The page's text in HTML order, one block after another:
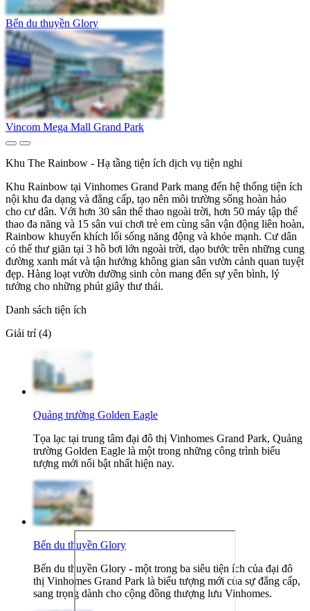
Bến du thuyền Glory
Vincom Mega Mall Grand Park
Khu The Rainbow - Hạ tầng tiện ích dịch vụ tiện nghi
Khu Rainbow tại Vinhomes Grand Park mang đến hệ thống tiện ích
nội khu đa dạng và đẳng cấp, tạo nên môi trường sống hoàn hảo
cho cư dân. Với hơn 30 sân thể thao ngoài trời, hơn 50 máy tập thể
thao đa năng và 15 sân vui chơi trẻ em cùng sân vận động liên hoàn,
Rainbow khuyến khích lối sống năng động và khỏe mạnh. Cư dân
có thể thư giãn tại 3 hồ bơi lớn ngoài trời, dạo bước trên những cung
đường xanh mát và tận hưởng không gian sân vườn cảnh quan tuyệt
đẹp. Hàng loạt vườn dưỡng sinh còn mang đến sự yên bình, lý
tưởng cho những phút giây thư thái.
Danh sách tiện ích
Giải trí (4)
Quảng trường Golden Eagle
Tọa lạc tại trung tâm đại đô thị Vinhomes Grand Park, Quảng
trường Golden Eagle là một trong những công trình biểu
tượng mới nổi bật nhất hiện nay.
Bến du thuyền Glory
Bến du thuyền Glory - một trong ba siêu tiện ích của đại đô
thị Vinhomes Grand Park là biểu tượng mới của sự đẳng cấp,
sang trọng dành cho cộng đồng thượng lưu Vinhomes.